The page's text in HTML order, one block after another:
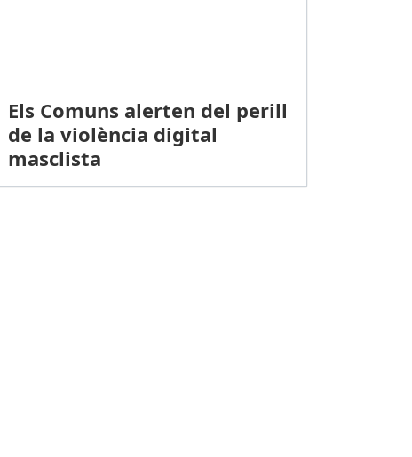
Els Comuns alerten del perill
de la violència digital
masclista